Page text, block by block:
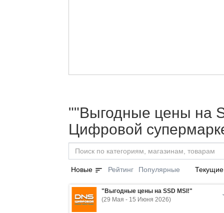
""Выгодные цены на
Цифровой
Новые sort Рейтинг Популярные Текущие
"Выгодные цены на SSD MSI!"
(29 Мая - 15 Июня 2026)